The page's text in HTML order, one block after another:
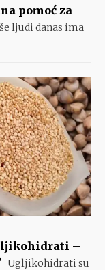
pomoć za
ljudi danas ima
–
Ugljikohidrati su